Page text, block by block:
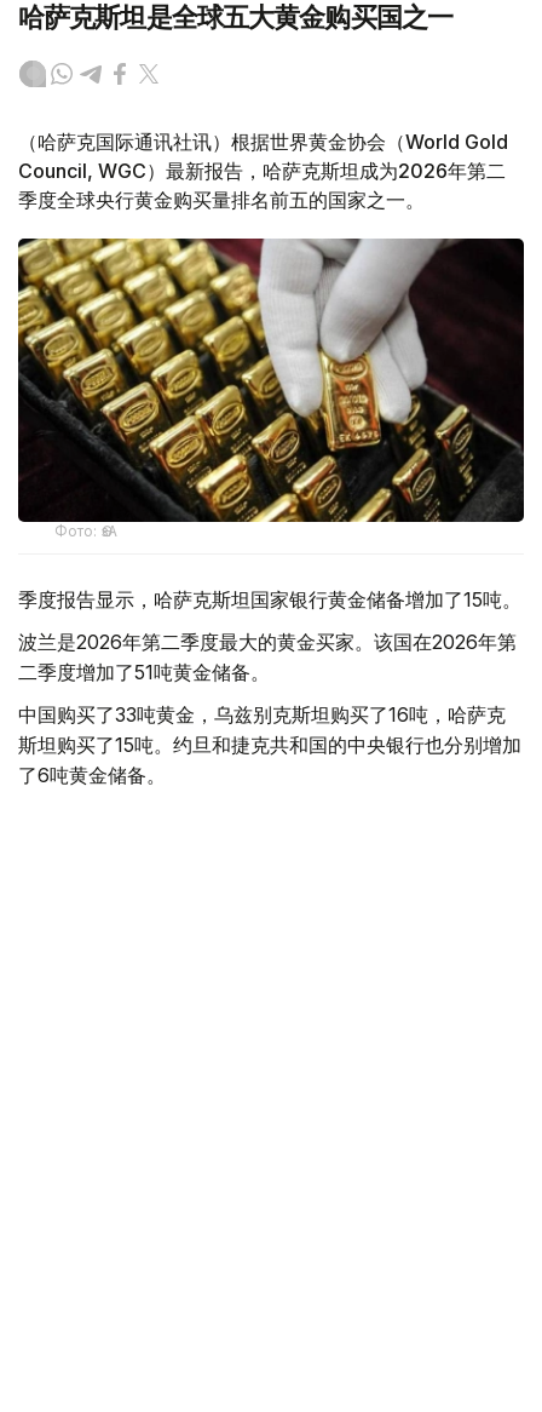
哈萨克斯坦是全球五大黄金购买国之一
（哈萨克国际通讯社讯）根据世界黄金协会（World Gold
Council, WGC）最新报告，哈萨克斯坦成为2026年第二
季度全球央行黄金购买量排名前五的国家之一。
Фото: ӨзА
季度报告显示，哈萨克斯坦国家银行黄金储备增加了15吨。
波兰是2026年第二季度最大的黄金买家。该国在2026年第
二季度增加了51吨黄金储备。
中国购买了33吨黄金，乌兹别克斯坦购买了16吨，哈萨克
斯坦购买了15吨。约旦和捷克共和国的中央银行也分别增加
了6吨黄金储备。